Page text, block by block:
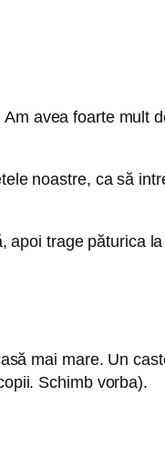
avea foarte mult
noastre, ca să
trage păturica
mai mare. Un
Schimb vorba).